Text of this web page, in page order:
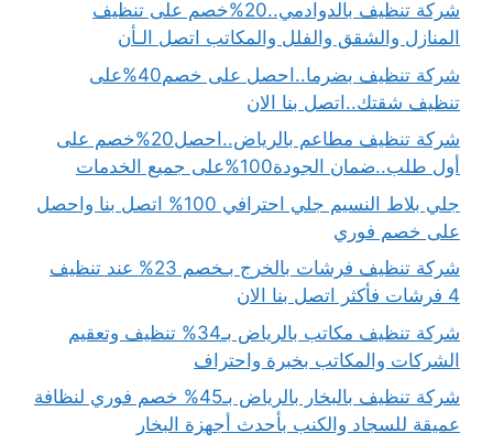
شركة تنظيف بالدوادمي..20%خصم على تنظيف
المنازل والشقق والفلل والمكاتب اتصل الـأن
شركة تنظيف بضرما..احصل على خصم40%على
تنظيف شقتك..اتصل بنا الان
شركة تنظيف مطاعم بالرياض..احصل20%خصم على
أول طلب..ضمان الجودة100%على جميع الخدمات
جلي بلاط النسيم جلي احترافي 100% اتصل بنا واحصل
على خصم فوري
شركة تنظيف فرشات بالخرج بـخصم 23% عند تنظيف
4 فرشات فأكثر اتصل بنا الان
شركة تنظيف مكاتب بالرياض بـ34% تنظيف وتعقيم
الشركات والمكاتب بخبرة واحتراف
شركة تنظيف بالبخار بالرياض بـ45% خصم فوري لنظافة
عميقة للسجاد والكنب بأحدث أجهزة البخار